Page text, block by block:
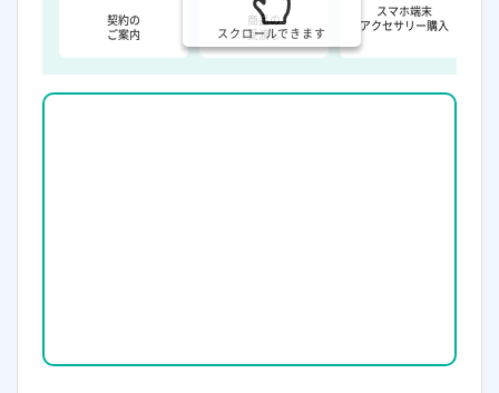
契約の
ご案内
商品の
受渡し
スマホ端末
アクセサリー購入
スクロールできます